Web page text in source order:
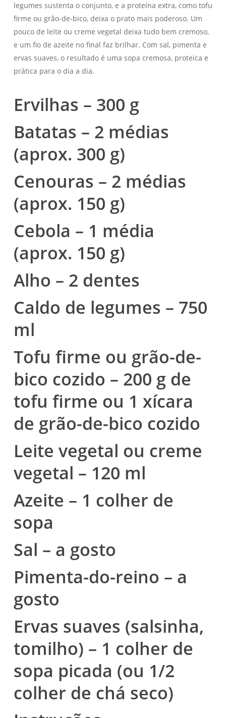
legumes sustenta o conjunto, e a proteína extra, como tofu
firme ou grão-de-bico, deixa o prato mais poderoso. Um
pouco de leite ou creme vegetal deixa tudo bem cremoso,
e um fio de azeite no final faz brilhar. Com sal, pimenta e
ervas suaves, o resultado é uma sopa cremosa, proteica e
prática para o dia a dia.
Ervilhas – 300 g
Batatas – 2 médias
(aprox. 300 g)
Cenouras – 2 médias
(aprox. 150 g)
Cebola – 1 média
(aprox. 150 g)
Alho – 2 dentes
Caldo de legumes – 750
ml
Tofu firme ou grão-de-
bico cozido – 200 g de
tofu firme ou 1 xícara
de grão-de-bico cozido
Leite vegetal ou creme
vegetal – 120 ml
Azeite – 1 colher de
sopa
Sal – a gosto
Pimenta-do-reino – a
gosto
Ervas suaves (salsinha,
tomilho) – 1 colher de
sopa picada (ou 1/2
colher de chá seco)